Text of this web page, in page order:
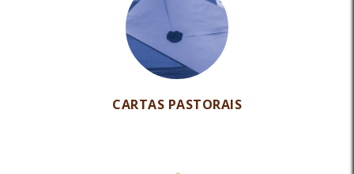
CARTAS PASTORAIS